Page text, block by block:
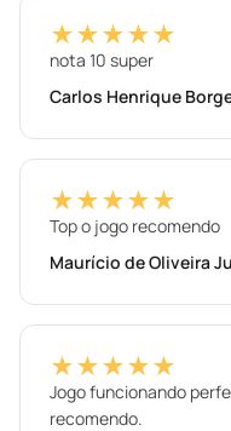
★★★★★
nota 10 super
Carlos Henrique
★★★★★
Top o jogo recomendo
Maurício de Oliveira
★★★★★
Jogo funcionando
recomendo.